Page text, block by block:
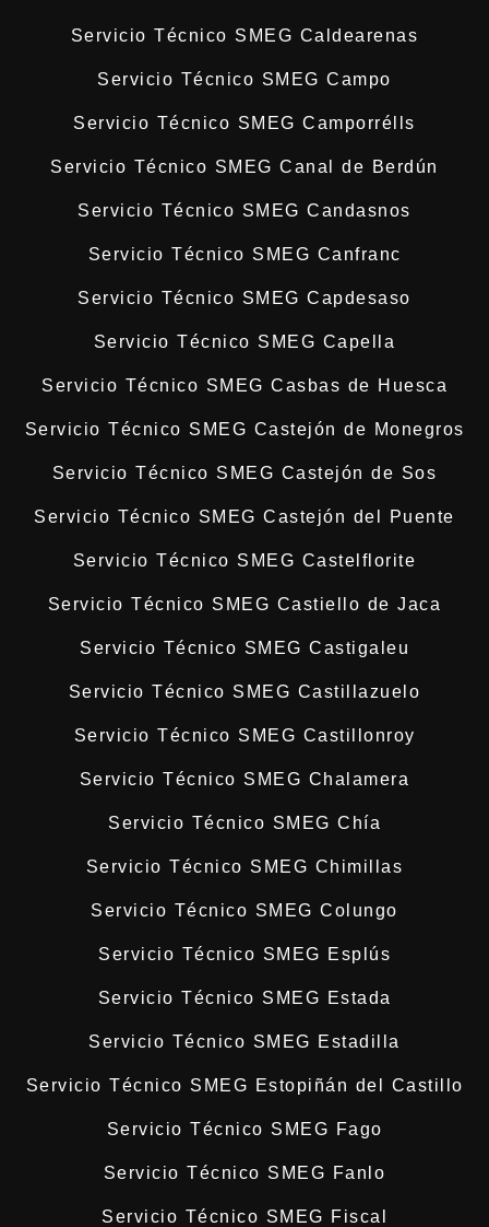
Servicio Técnico SMEG Caldearenas
Servicio Técnico SMEG Campo
Servicio Técnico SMEG Camporrélls
Servicio Técnico SMEG Canal de Berdún
Servicio Técnico SMEG Candasnos
Servicio Técnico SMEG Canfranc
Servicio Técnico SMEG Capdesaso
Servicio Técnico SMEG Capella
Servicio Técnico SMEG Casbas de Huesca
Servicio Técnico SMEG Castejón de Monegros
Servicio Técnico SMEG Castejón de Sos
Servicio Técnico SMEG Castejón del Puente
Servicio Técnico SMEG Castelflorite
Servicio Técnico SMEG Castiello de Jaca
Servicio Técnico SMEG Castigaleu
Servicio Técnico SMEG Castillazuelo
Servicio Técnico SMEG Castillonroy
Servicio Técnico SMEG Chalamera
Servicio Técnico SMEG Chía
Servicio Técnico SMEG Chimillas
Servicio Técnico SMEG Colungo
Servicio Técnico SMEG Esplús
Servicio Técnico SMEG Estada
Servicio Técnico SMEG Estadilla
Servicio Técnico SMEG Estopiñán del Castillo
Servicio Técnico SMEG Fago
Servicio Técnico SMEG Fanlo
Servicio Técnico SMEG Fiscal